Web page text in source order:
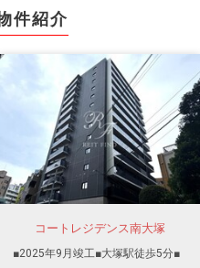
件紹介
コートレジデンス南大塚
■2025年9月竣工■大塚駅徒歩5分■